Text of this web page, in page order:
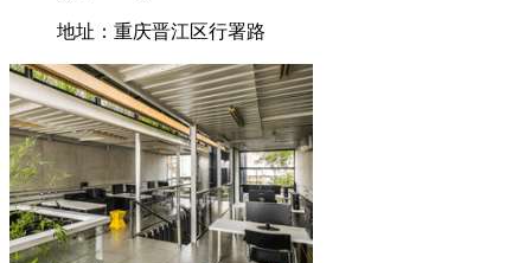
地址：重庆晋江区行署路